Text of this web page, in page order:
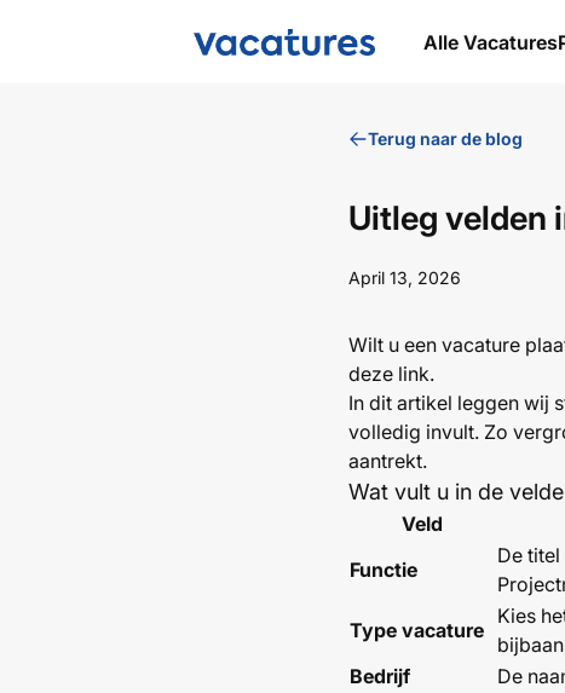
RoboticaVacatures.nl Alle Vacatures
Terug naar de blog
Uitleg velden
April 13, 2026
Wilt u een vacature
deze link.
In dit artikel leggen wij
volledig invult. Zo
aantrekt.
Wat vult u in de
Veld
Functie
De
Type vacature
Kies
Bedrijf
De